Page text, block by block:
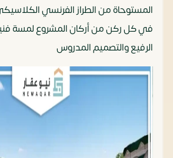
المستوحاة من الطراز الفرنسي
في كل ركن من أركان المشروع لمسة
الرفيع والتصميم المدروس